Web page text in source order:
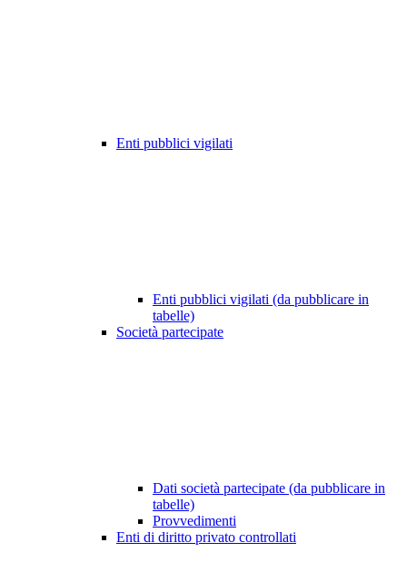
Enti pubblici vigilati
Enti pubblici vigilati (da pubblicare in
tabelle)
Società partecipate
Dati società partecipate (da pubblicare in
tabelle)
Provvedimenti
Enti di diritto privato controllati